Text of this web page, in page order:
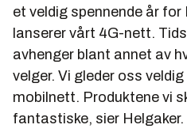
et veldig spennende år for
lanserer vårt 4G-nett.
avhenger blant annet av
velger. Vi gleder oss
mobilnett. Produktene vi
fantastiske, sier Helgaker.